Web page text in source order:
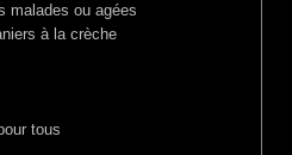
malades ou agées
à la crèche
tous